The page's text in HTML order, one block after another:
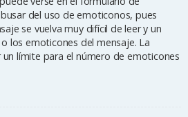
del uso de emoticonos, pues
se vuelva muy difícil de leer y un
los emoticones del mensaje. La
límite para el número de emoticones